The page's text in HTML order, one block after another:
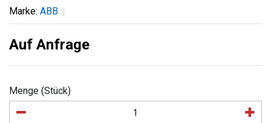
Marke: ABB
Auf Anfrage
Menge (Stück)